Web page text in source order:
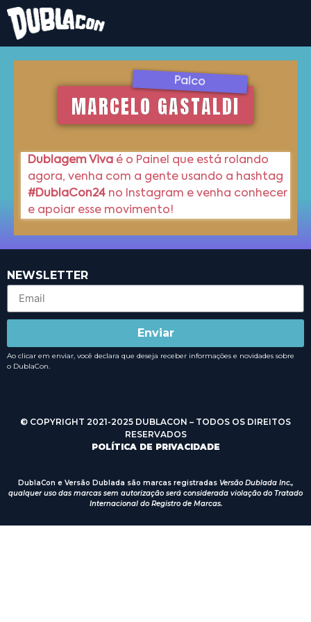
Palco
MARCELO GASTALDI
Dublagem Viva é o Painel que está rolando
agora, venha com a gente usando a hashtag
#DublaCon24 no Instagram e venha conhecer
e apoiar esse movimento!
NEWSLETTER
Enviar
Ao clicar em enviar, você declara que deseja receber informações e novidades sobre
o DublaCon.
© COPYRIGHT 2021-2025 DUBLACON – TODOS OS DIREITOS
RESERVADOS
POLÍTICA DE PRIVACIDADE
DublaCon e Versão Dublada são marcas registradas Versão Dublada Inc.,
qualquer uso das marcas sem autorização será considerada violação do Tratado
Internacional do Registro de Marcas.